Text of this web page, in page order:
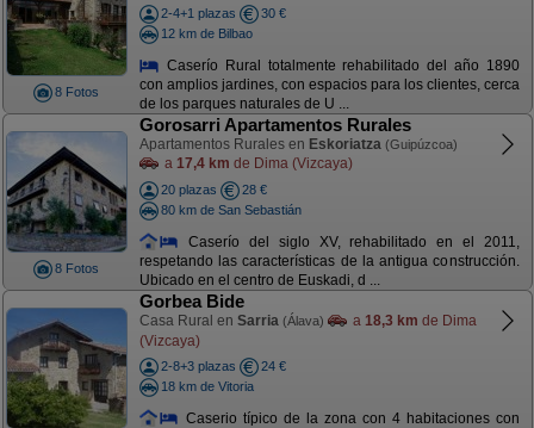
8 Fotos
2-4+1 plazas
30 €
12 km de Bilbao
Caserío Rural totalmente rehabilitado del año 1890
con amplios jardines, con espacios para los clientes, cerca
de los parques naturales de U ...
8 Fotos
Gorosarri Apartamentos Rurales
Apartamentos Rurales en Eskoriatza (Guipúzcoa)
a 17,4 km de Dima (Vizcaya)
20 plazas
28 €
80 km de San Sebastián
Caserío del siglo XV, rehabilitado en el 2011,
respetando las características de la antigua construcción.
Ubicado en el centro de Euskadi, d ...
Gorbea Bide
Casa Rural en Sarria (Álava) a 18,3 km de Dima
(Vizcaya)
2-8+3 plazas
24 €
18 km de Vitoria
Caserio típico de la zona con 4 habitaciones con